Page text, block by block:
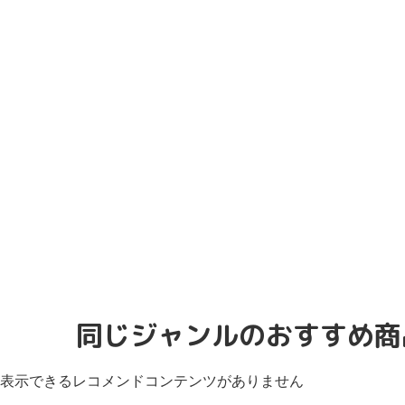
同じジャンルのおすすめ
表示できるレコメンドコンテンツがありません